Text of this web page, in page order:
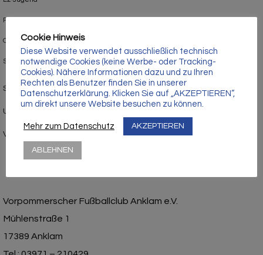
F-Jugend
Oldies
Schiedsrichter
Sponsoren
Uncategorized
Verein
Vorpommerscher Fußballclub Anklam e.V.
Mühlenstraße 1
17389 Anklam
Cookie Hinweis
Diese Website verwendet ausschließlich technisch
notwendige Cookies (keine Werbe- oder Tracking-
Cookies). Nähere Informationen dazu und zu Ihren
Rechten als Benutzer finden Sie in unserer
Datenschutzerklärung. Klicken Sie auf „AKZEPTIEREN“,
um direkt unsere Website besuchen zu können.
Mehr zum Datenschutz AKZEPTIEREN
ABLEHNEN